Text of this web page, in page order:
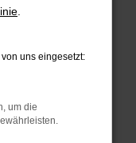
deine
in einem
privaten
uns eingesetzt:
um die